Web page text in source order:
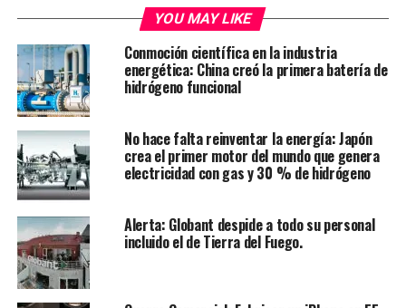
YOU MAY LIKE
Conmoción científica en la industria
energética: China creó la primera batería de
hidrógeno funcional
No hace falta reinventar la energía: Japón
crea el primer motor del mundo que genera
electricidad con gas y 30 % de hidrógeno
Alerta: Globant despide a todo su personal
incluido el de Tierra del Fuego.